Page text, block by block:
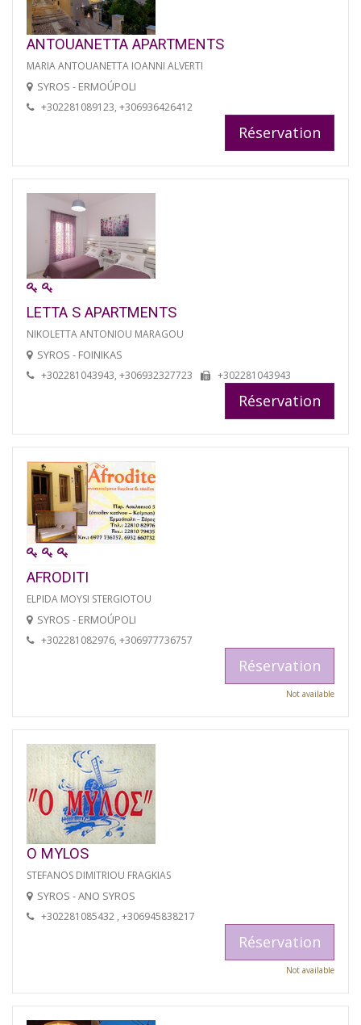
ANTOUANETTA APARTMENTS
MARIA ANTOUANETTA IOANNI ALVERTI
SYROS - ERMOÚPOLI
+302281089123, +306936426412
Réservation
LETTA S APARTMENTS
NIKOLETTA ANTONIOU MARAGOU
SYROS - FOINIKAS
+302281043943, +306932327723 +302281043943
Réservation
AFRODITI
ELPIDA MOYSI STERGIOTOU
SYROS - ERMOÚPOLI
+302281082976, +306977736757
Réservation
Not available
O MYLOS
STEFANOS DIMITRIOU FRAGKIAS
SYROS - ANO SYROS
+302281085432 , +306945838217
Réservation
Not available